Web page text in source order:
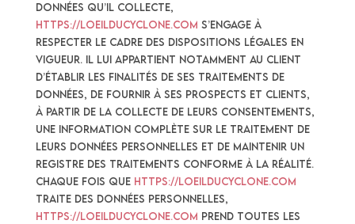
données qu’il collecte,
https://loeilducyclone.com s’engage à
respecter le cadre des dispositions légales en
vigueur. Il lui appartient notamment au Client
d’établir les finalités de ses traitements de
données, de fournir à ses prospects et clients,
à partir de la collecte de leurs consentements,
une information complète sur le traitement de
leurs données personnelles et de maintenir un
registre des traitements conforme à la réalité.
Chaque fois que https://loeilducyclone.com
traite des Données Personnelles,
https://loeilducyclone.com prend toutes les